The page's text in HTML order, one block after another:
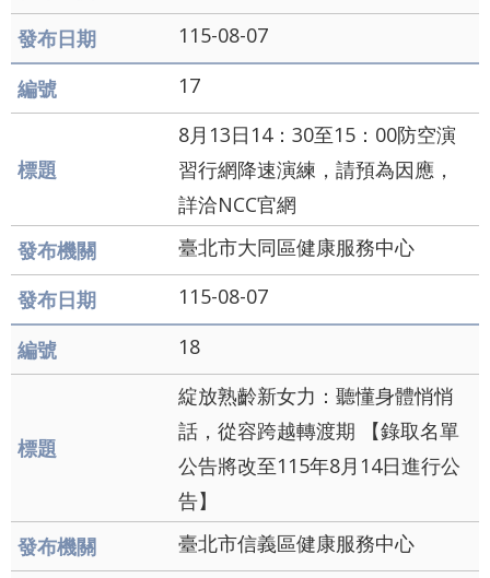
115-08-07
17
8月13日14：30至15：00防空演
習行網降速演練，請預為因應，
詳洽NCC官網
臺北市大同區健康服務中心
115-08-07
18
綻放熟齡新女力：聽懂身體悄悄
話，從容跨越轉渡期 【錄取名單
公告將改至115年8月14日進行公
告】
臺北市信義區健康服務中心